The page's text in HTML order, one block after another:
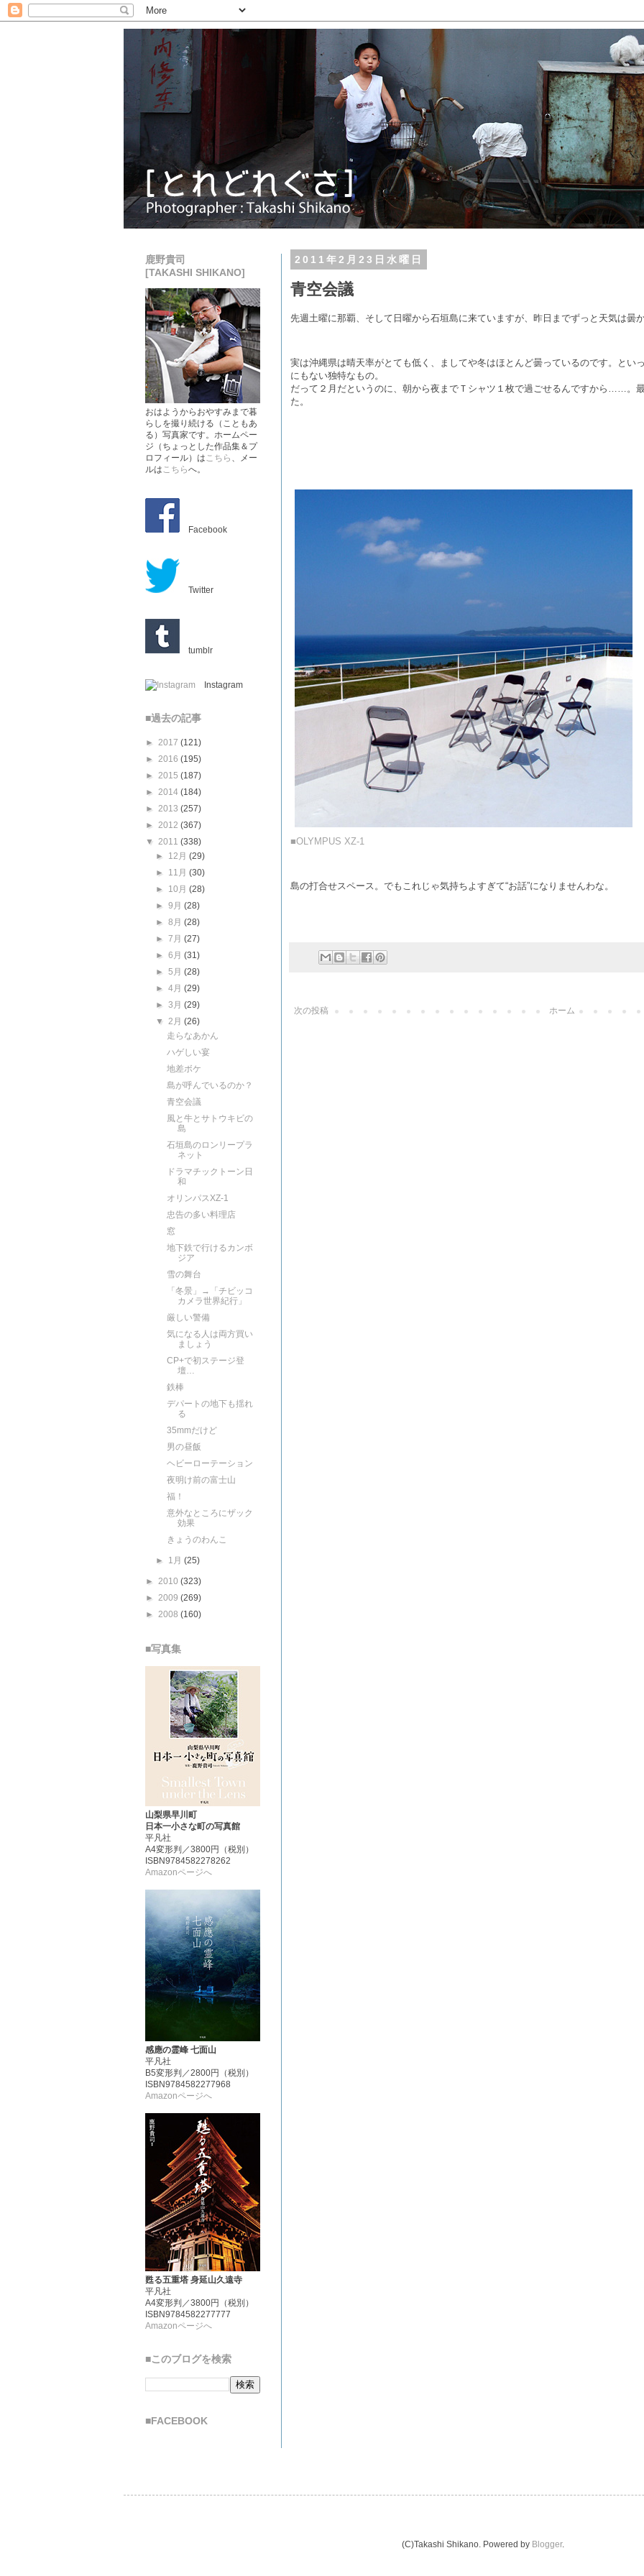
2011年2月23日水曜日
青空会議
先週土曜に那覇、そして日曜から石垣島に来ていますが、昨日までずっと天気は曇
実は沖縄県は晴天率がとても低く、ましてや冬はほとんど曇っているのです。とい
にもない独特なもの。
だって２月だというのに、朝から夜までＴシャツ１枚で過ごせるんですから……。
た。
■OLYMPUS XZ-1
島の打合せスペース。でもこれじゃ気持ちよすぎて“お話”になりませんわな。
次の投稿 ホーム
鹿野貴司
[TAKASHI SHIKANO]
おはようからおやすみまで暮
らしを撮り続ける（こともあ
る）写真家です。ホームペー
ジ（ちょっとした作品集＆プ
ロフィール）はこちら 、メー
ルはこちらへ。
Facebook
Twitter
tumblr
Instagram
■過去の記事
► 2017 (121)
► 2016 (195)
► 2015 (187)
► 2014 (184)
► 2013 (257)
► 2012 (367)
▼ 2011 (338)
► 12月(29)
► 11月(30)
► 10月(28)
►9月(28)
►8月(28)
►7月(27)
►6月(31)
►5月(28)
►4月(29)
►3月(29)
▼2月(26)
走らなあかん
ハゲしい宴
地差ボケ
島が呼んでいるのか？
青空会議
風と牛とサトウキビの
島
石垣島のロンリープラ
ネット
ドラマチックトーン日
和
オリンパスXZ-1
忠告の多い料理店
窓
地下鉄で行けるカンボ
ジア
雪の舞台
「冬景」→「チビッコ
カメラ世界紀行」
厳しい警備
気になる人は両方買い
ましょう
CP+で初ステージ登
壇…
鉄棒
デパートの地下も揺れ
る
35mmだけど
男の昼飯
ヘビーローテーション
夜明け前の富士山
福！
意外なところにザック
効果
きょうのわんこ
► 1月(25)
► 2010 (323)
► 2009 (269)
► 2008 (160)
■写真集
山梨県早川町
日本一小さな町の写真館
平凡社
A4変形判／3800円（税別）
ISBN9784582278262
Amazonページへ
感應の霊峰 七面山
平凡社
B5変形判／2800円（税別）
ISBN9784582277968
Amazonページへ
甦る五重塔 身延山久遠寺
平凡社
A4変形判／3800円（税別）
ISBN9784582277777
Amazonページへ
■このブログを検索
■FACEBOOK
(C)Takashi Shikano. Powered by Blogger.